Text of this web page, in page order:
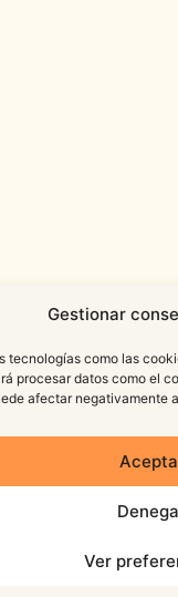
Gestionar
tecnologías como las
procesar datos como el
afectar negativamente
Ver